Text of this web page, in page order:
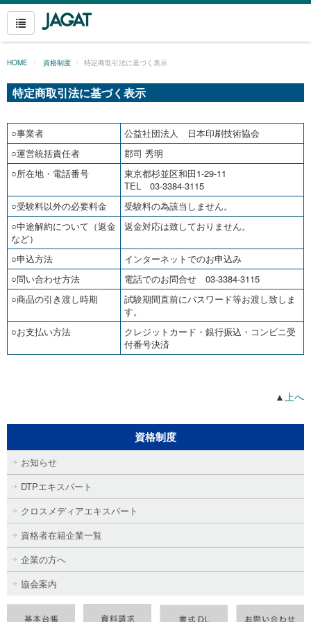
HOME 資格制度 特定商取引法に基づく表示
特定商取引法に基づく表示
○事業者
公益社団法人 日本印刷技術協会
○運営統括責任者
郡司 秀明
○所在地・電話番号
東京都杉並区和田1-29-11
TEL 03-3384-3115
○受験料以外の必要料金
受験料の為該当しません。
○中途解約について（返金
など）
返金対応は致しておりません。
○申込方法
インターネットでのお申込み
○問い合わせ方法
電話でのお問合せ 03-3384-3115
○商品の引き渡し時期
試験期間直前にパスワード等お渡し致しま
す。
○お支払い方法
クレジットカード・銀行振込・コンビニ受
付番号決済
▲上へ
資格制度
お知らせ
DTPエキスパート
クロスメディアエキスパート
資格者在籍企業一覧
企業の方へ
協会案内